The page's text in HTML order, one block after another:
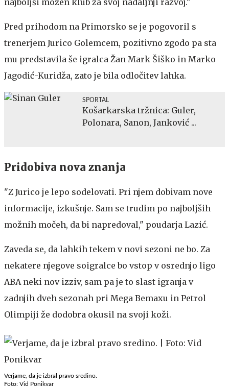
Pred prihodom na Primorsko se je pogovoril s
trenerjem Jurico Golemcem, pozitivno zgodo pa sta
mu predstavila še igralca Žan Mark Šiško in Marko
Jagodić-Kuridža, zato je bila odločitev lahka.
SPORTAL
Košarkarska tržnica: Guler,
Polonara, Sanon, Janković ...
Pridobiva nova znanja
"Z Jurico je lepo sodelovati. Pri njem dobivam nove
informacije, izkušnje. Sam se trudim po najboljših
možnih močeh, da bi napredoval," poudarja Lazić.
Zaveda se, da lahkih tekem v novi sezoni ne bo. Za
nekatere njegove soigralce bo vstop v osrednjo ligo
ABA neki nov izziv, sam pa je to slast igranja v
zadnjih dveh sezonah pri Mega Bemaxu in Petrol
Olimpiji že dodobra okusil na svoji koži.
Verjame, da je izbral pravo sredino.
Foto: Vid Ponikvar